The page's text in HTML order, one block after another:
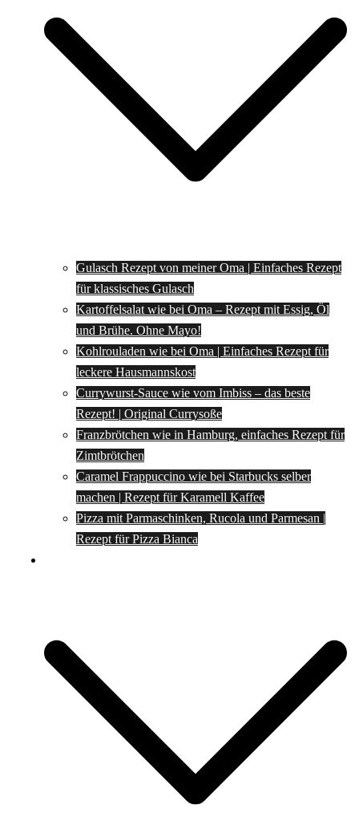
Gulasch Rezept von meiner Oma | Einfaches Rezept
für klassisches Gulasch
Kartoffelsalat wie bei Oma – Rezept mit Essig, Öl
und Brühe. Ohne Mayo!
Kohlrouladen wie bei Oma | Einfaches Rezept für
leckere Hausmannskost
Currywurst-Sauce wie vom Imbiss – das beste
Rezept! | Original Currysoße
Franzbrötchen wie in Hamburg, einfaches Rezept für
Zimtbrötchen
Caramel Frappuccino wie bei Starbucks selber
machen | Rezept für Karamell Kaffee
Pizza mit Parmaschinken, Rucola und Parmesan |
Rezept für Pizza Bianca